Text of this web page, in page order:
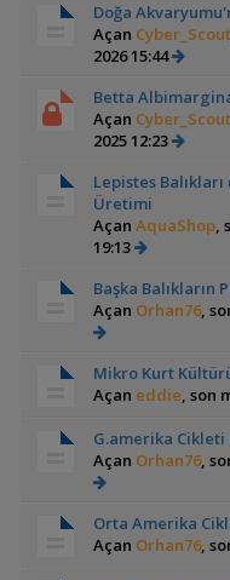
Doğa
Açan Cyber_Scout
2026 15:44
Betta
Açan Cyber_Scout
2025 12:23
Lepistes
Üretimi
Açan AquaShop,
19:13
Başka Balıkların
Açan Orhan76,
Mikro Kurt
Açan eddie, son
G.amerika
Açan Orhan76,
Orta Amerika
Açan Orhan76,